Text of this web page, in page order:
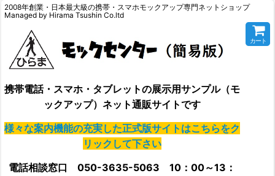
2008年創業・日本最大級の携帯・スマホモックアップ専門ネットショップ
Managed by Hirama Tsushin Co.ltd
携帯電話・スマホ・タブレットの展示用サンプル（モ
ックアップ）ネット通販サイトです
様々な案内機能の充実した正式版サイトはこちらをク
リックして下さい
電話相談窓口 050-3635-5063 10：00～13：
カート